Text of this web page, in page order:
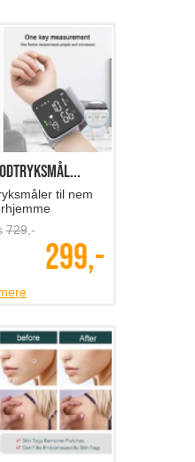
til nem
729,-
299,-